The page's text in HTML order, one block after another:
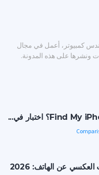
كمبيوتر، أعمل في مجال
ونشرها على هذه المدونة.
6 أفضل 6 أدوات للبحث العكسي عن الهاتف: 2026